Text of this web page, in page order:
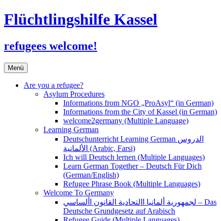
Flüchtlingshilfe Kassel
refugees welcome!
Menü Zum
Inhalt
springen
Are you a refugee?
Asylum Procedures
Informations from NGO „ProAsyl“ (in German)
Informations from the City of Kassel (in German)
welcome2germany (Multiple Language)
Learning German
Deutschunterricht Learning German الدروس
الألمانية (Arabic, Farsi)
Ich will Deutsch lernen (Multiple Languages)
Learn German Together – Deutsch Für Dich
(German/English)
Refugee Phrase Book (Multiple Languages)
Welcome To Germany
لجمهورية ألمانيا االتحادية القانون األساسي – Das
Deutsche Grundgesetz auf Arabisch